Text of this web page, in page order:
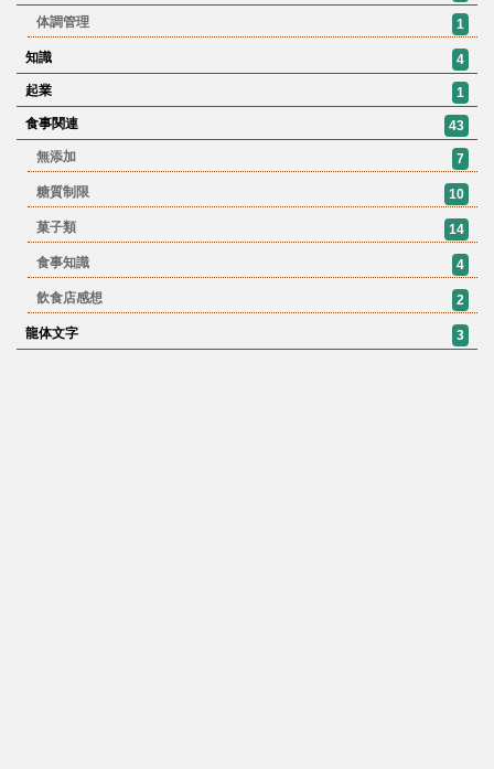
体調管理
1
知識
4
起業
1
食事関連
43
無添加
7
糖質制限 10
菓子類 14
食事知識 4
飲食店感想 2
龍体文字 3